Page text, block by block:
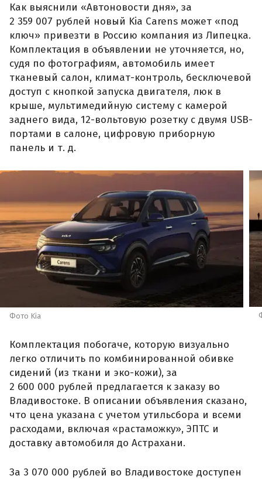
Как выяснили «Автоновости дня», за
2 359 007 рублей новый Kia Carens может «под
ключ» привезти в Россию компания из Липецка.
Комплектация в объявлении не уточняется, но,
судя по фотографиям, автомобиль имеет
тканевый салон, климат-контроль, бесключевой
доступ с кнопкой запуска двигателя, люк в
крыше, мультимедийную систему с камерой
заднего вида, 12-вольтовую розетку с двумя USB-
портами в салоне, цифровую приборную
панель и т. д.
Фото Kia
Комплектация побогаче, которую визуально
легко отличить по комбинированной обивке
сидений (из ткани и эко-кожи), за
2 600 000 рублей предлагается к заказу во
Владивостоке. В описании объявления сказано,
что цена указана с учетом утильсбора и всеми
расходами, включая «растаможку», ЭПТС и
доставку автомобиля до Астрахани.
За 3 070 000 рублей во Владивостоке доступен